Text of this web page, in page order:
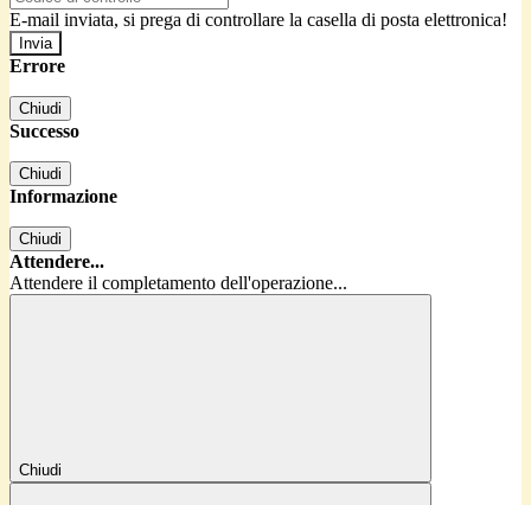
E-mail inviata, si prega di controllare la casella di posta elettronica!
Errore
Chiudi
Successo
Chiudi
Informazione
Chiudi
Attendere...
Attendere il completamento dell'operazione...
Chiudi